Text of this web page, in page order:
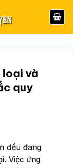
loại và
quy
đều đang
Việc ứng